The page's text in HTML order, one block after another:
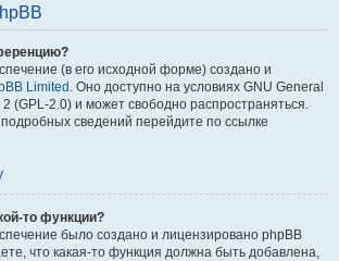
(в его исходной форме) создано и
Limited . Оно доступно на условиях GNU General
(GPL-2.0) и может свободно распространяться.
сведений перейдите по ссылке
то функции?
было создано и лицензировано phpBB
что какая-то функция должна быть добавлена,